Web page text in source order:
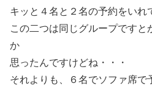
キッと４名と２名の予約をいれ
この二つは同じグループですと
か
思ったんですけどね・・・
それよりも、６名でソファ席で